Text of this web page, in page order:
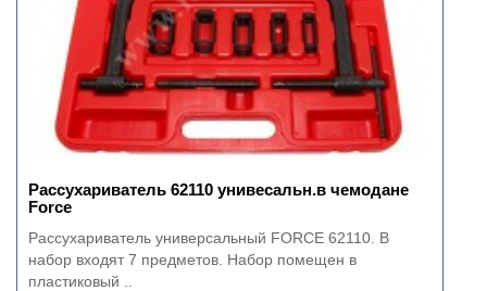
Рассухариватель 62110 унивесальн.в чемодане
Force
Рассухариватель универсальный FORCE 62110. В
набор входят 7 предметов. Набор помещен в
пластиковый ..